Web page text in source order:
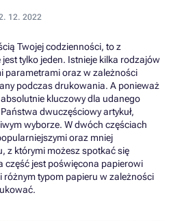
12. 2022
Twojej codzienności, to z
tylko jeden. Istnieje kilka rodzajów
parametrami oraz w zależności
podczas drukowania. A ponieważ
kluczowy dla udanego
dwuczęściowy artykuł,
wyborze. W dwóch częściach
oraz mniej
z którymi możesz spotkać się
część jest poświęcona papierowi
typom papieru w zależności